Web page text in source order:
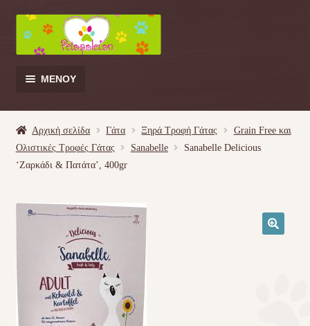
Απευθείας
μετάβαση
στην
πλοήγηση
Μετάβαση
σε
περιεχόμενο
ΜΕΝΟΎ
Γάτα
Κουνέλι
Κρεβατάκια
Αρχική σελίδα Γάτα Ξηρά Τροφή Γάτας
Grain Free και
Ολιστικές Τροφές Γάτας
Sanabelle
Sanabelle Delicious
‘Ζαρκάδι & Πατάτα’, 400gr